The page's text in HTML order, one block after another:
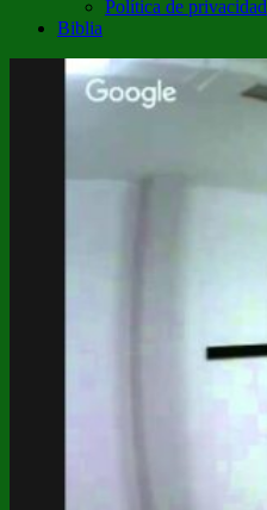
Política de privacidad
Biblia